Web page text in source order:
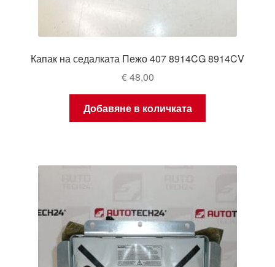
Капак на седалката Пежо 407 8914CG 8914CV
€48,00
Добавяне в количката